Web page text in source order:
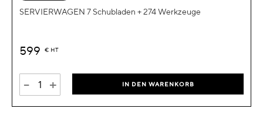
SERVIERWAGEN 7 Schubladen + 274 Werkzeuge
599 € HT
- + IN DEN WARENKORB